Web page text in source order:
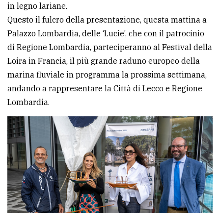
Cerca
per
comune
Ricerca
avanzata
ALTRE
TESTATE
PRIVACY
in legno lariane.
Questo il fulcro della presentazione, questa mattina a
Palazzo Lombardia, delle ‘Lucie’, che con il patrocinio
di Regione Lombardia, parteciperanno al Festival della
Loira in Francia, il più grande raduno europeo della
marina fluviale in programma la prossima settimana,
andando a rappresentare la Città di Lecco e Regione
Lombardia.